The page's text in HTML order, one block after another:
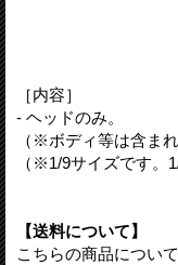
［内容］
- ヘッドのみ。
（※ボディ等は含まれ
（※1/9サイズです。
【送料について】
こちらの商品につい